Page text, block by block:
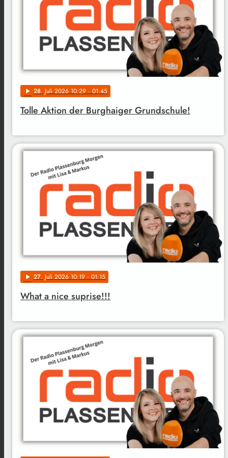
play_arrow 28. Juli 2026 10:29 · 01:45
Tolle Aktion der Burghaiger Grundschule!
play_arrow 27. Juli 2026 10:19 · 01:15
What a nice suprise!!!